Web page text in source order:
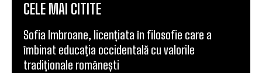
CELE MAI CITITE
Sofia Imbroane, licențiata în filosofie care a
îmbinat educația occidentală cu valorile
tradiționale românești